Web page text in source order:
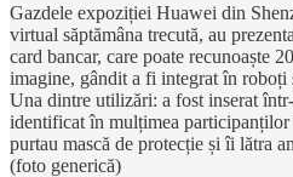
Gazdele expoziției Huawei din
virtual săptămâna trecută, au
card bancar, care poate recunoaște
imagine, gândit a fi integrat în roboți
Una dintre utilizări: a fost inserat
identificat în mulțimea participanților
purtau mască de protecție și îi lătra
(foto generică)